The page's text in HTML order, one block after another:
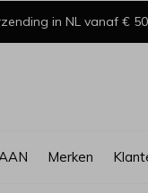
Merken
in NL vanaf €